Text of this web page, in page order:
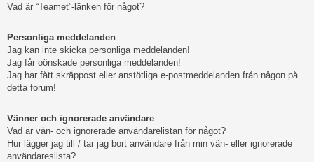
Vad är “Teamet”-länken för något?
Personliga meddelanden
Jag kan inte skicka personliga meddelanden!
Jag får oönskade personliga meddelanden!
Jag har fått skräppost eller anstötliga e-postmeddelanden från någon på
detta forum!
Vänner och ignorerade användare
Vad är vän- och ignorerade användarelistan för något?
Hur lägger jag till / tar jag bort användare från min vän- eller ignorerade
användareslista?